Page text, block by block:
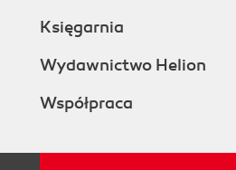
Księgarnia
Wydawnictwo Helion
Współpraca